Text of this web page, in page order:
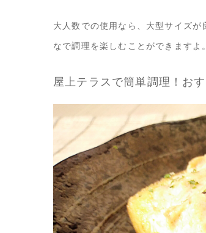
大人数での使用なら、大型サイズ
なで調理を楽しむことができますよ。
屋上テラスで簡単調理！お